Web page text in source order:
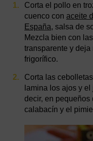
Corta el pollo en
cuenco con aceite
España, salsa de
Mezcla bien con
transparente y deja
frigorífico.
Corta las
lamina los ajos y
decir, en pequeños
calabacín y el